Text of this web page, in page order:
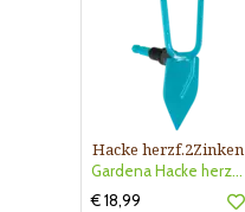
Hacke herzf.2Zinken
Gardena Hacke herzf.2Zinken
€ 18,99